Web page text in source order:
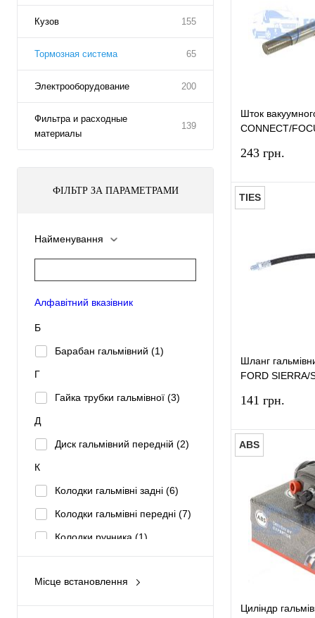
Кузов 155
Тормозная система 65
Электрооборудование 200
Фильтра и расходные
материалы
139
ФІЛЬТР ЗА ПАРАМЕТРАМИ
Найменування
Алфавітний вказівник
Б
Барабан гальмівний (1)
Г
Гайка трубки гальмівної (3)
Д
Диск гальмівний передній (2)
К
Колодки гальмівні задні (6)
Колодки гальмівні передні (7)
Колодки ручника (1)
Кришка бачка гальмівної
Місце встановлення
Шток
CONNECT/
243 грн.
У вибране
TIES
Шланг
FORD SIERRA/
141 грн.
Купити в 1
У вибране
ABS
Циліндр